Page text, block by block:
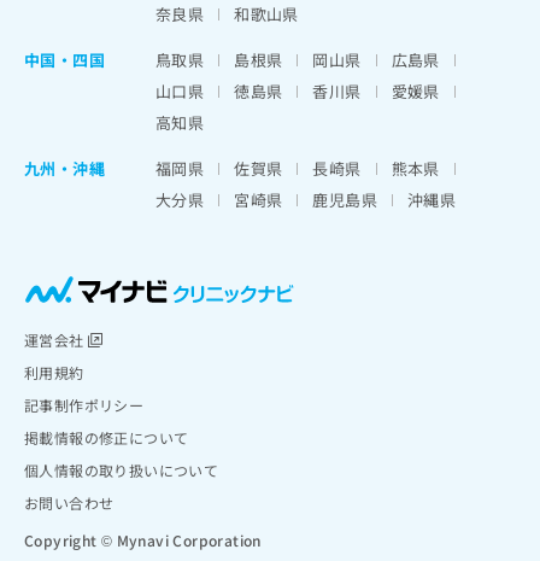
奈良県
和歌山県
中国・四国
鳥取県 島根県 岡山県
広島県
山口県
徳島県 香川県
愛媛県
高知県
九州・沖縄
福岡県 佐賀県 長崎県
熊本県
大分県
宮崎県 鹿児島県 沖縄県
運営会社
利用規約
記事制作ポリシー
掲載情報の修正について
個人情報の取り扱いについて
お問い合わせ
Copyright © Mynavi Corporation